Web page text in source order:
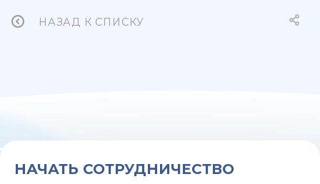
НАЗАД К СПИСКУ
НАЧАТЬ СОТРУДНИЧЕСТВО